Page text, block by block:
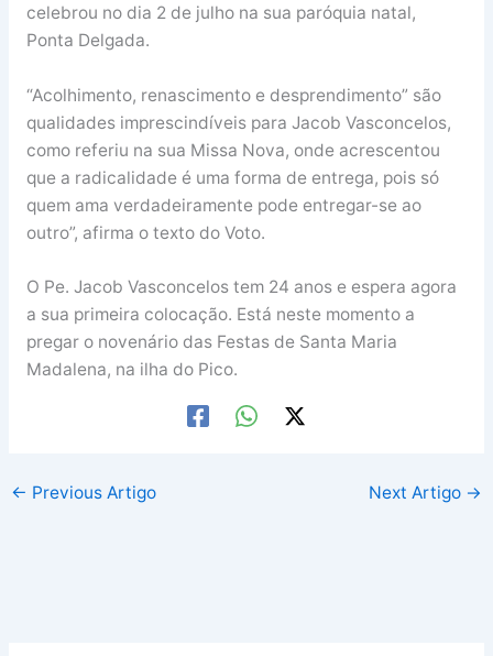
celebrou no dia 2 de julho na sua paróquia natal,
Ponta Delgada.
“Acolhimento, renascimento e desprendimento” são
qualidades imprescindíveis para Jacob Vasconcelos,
como referiu na sua Missa Nova, onde acrescentou
que a radicalidade é uma forma de entrega, pois só
quem ama verdadeiramente pode entregar-se ao
outro”, afirma o texto do Voto.
O Pe. Jacob Vasconcelos tem 24 anos e espera agora
a sua primeira colocação. Está neste momento a
pregar o novenário das Festas de Santa Maria
Madalena, na ilha do Pico.
← Previous Artigo Next Artigo →